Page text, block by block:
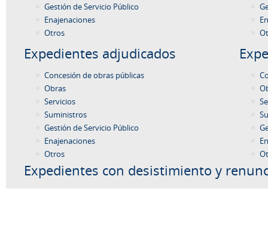
Gestión de Servicio Público
Enajenaciones
Otros
Expedientes adjudicados
Concesión de obras públicas
Obras
Servicios
Suministros
Gestión de Servicio Público
Enajenaciones
Otros
Expedientes con desistimiento y